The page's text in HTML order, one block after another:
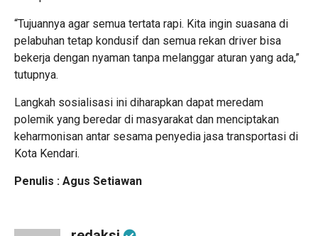
“Tujuannya agar semua tertata rapi. Kita ingin suasana di
pelabuhan tetap kondusif dan semua rekan driver bisa
bekerja dengan nyaman tanpa melanggar aturan yang ada,”
tutupnya.
Langkah sosialisasi ini diharapkan dapat meredam
polemik yang beredar di masyarakat dan menciptakan
keharmonisan antar sesama penyedia jasa transportasi di
Kota Kendari.
Penulis : Agus Setiawan